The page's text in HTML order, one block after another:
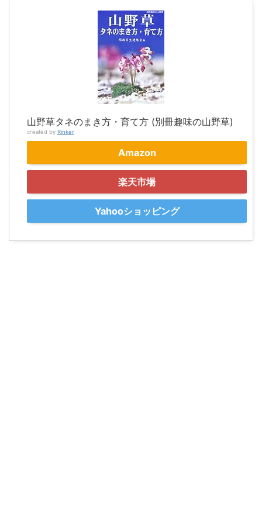
山野草タネのまき方・育て方 (別冊趣味の山野草)
created by Rinker
Amazon
楽天市場
Yahooショッピング